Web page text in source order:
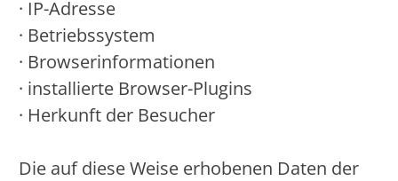
· IP-Adresse
· Betriebssystem
· Browserinformationen
· installierte Browser-Plugins
· Herkunft der Besucher
Die auf diese Weise erhobenen Daten der